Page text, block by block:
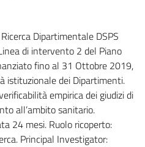
Dipartimentale DSPS
di intervento 2 del Piano
fino al 31 Ottobre 2019,
istituzionale dei Dipartimenti.
empirica dei giudizi di
all’ambito sanitario.
24 mesi. Ruolo ricoperto:
Principal Investigator: